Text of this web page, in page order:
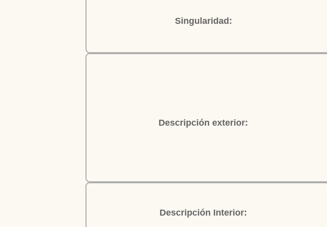
Singularidad:
Descripción exterior:
Descripción Interior: